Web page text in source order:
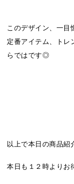
このデザイン、一目
定番アイテム、トレ
らではです◎
以上で本日の商品紹
本日も１２時より